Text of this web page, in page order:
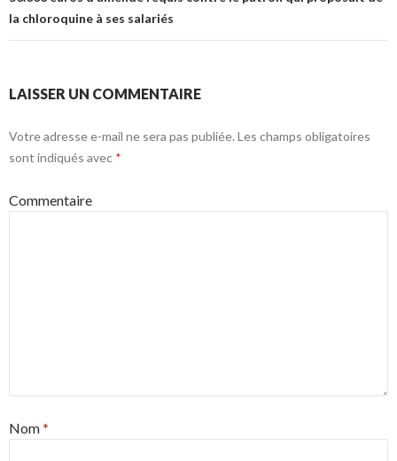
la chloroquine à ses salariés
LAISSER UN COMMENTAIRE
Votre adresse e-mail ne sera pas publiée. Les champs obligatoires
sont indiqués avec *
Commentaire
Nom*